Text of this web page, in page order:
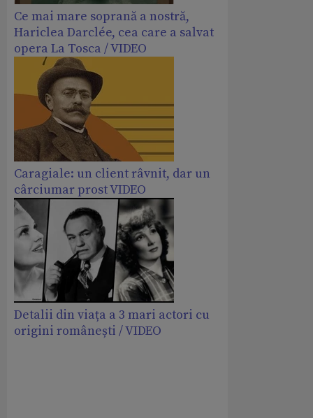
Ce mai mare soprană a nostră,
Hariclea Darclée, cea care a salvat
opera La Tosca / VIDEO
Caragiale: un client râvnit, dar un
cârciumar prost VIDEO
Detalii din viața a 3 mari actori cu
origini românești / VIDEO